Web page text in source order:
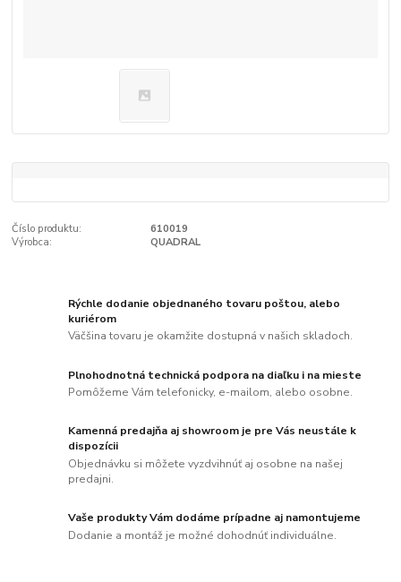
Číslo produktu:
610019
Výrobca:
QUADRAL
Rýchle dodanie objednaného tovaru poštou, alebo
kuriérom
Väčšina tovaru je okamžite dostupná v našich skladoch.
Plnohodnotná technická podpora na diaľku i na mieste
Pomôžeme Vám telefonicky, e-mailom, alebo osobne.
Kamenná predajňa aj showroom je pre Vás neustále k
dispozícii
Objednávku si môžete vyzdvihnúť aj osobne na našej
predajni.
Vaše produkty Vám dodáme prípadne aj namontujeme
Dodanie a montáž je možné dohodnúť individuálne.